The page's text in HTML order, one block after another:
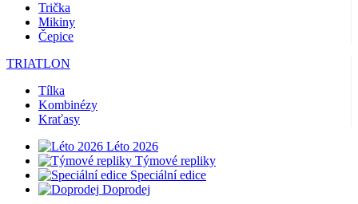
Trička
Mikiny
Čepice
TRIATLON
Tílka
Kombinézy
Kraťasy
Léto 2026
Týmové repliky
Speciální edice
Doprodej